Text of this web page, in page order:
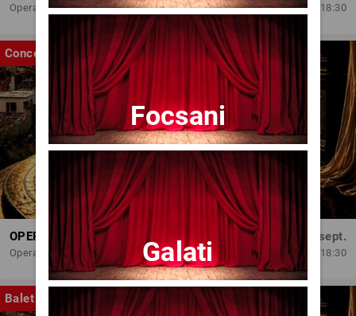
Opera Brasov 18:30
Concert
OPERA BRAȘOV ESTIVAL – SEARĂ DE OPERĂ – CONCERT EXTRAORDINAR
Opera Brasov
Sâm, 5 sept.
18:30
Balet
Focsani
Galati